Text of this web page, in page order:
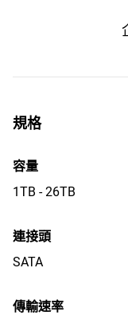
規格
容量
1TB - 26TB
連接頭
SATA
傳輸速率